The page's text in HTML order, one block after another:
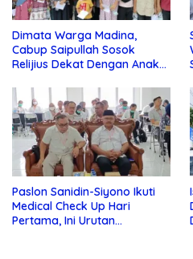
Dimata Warga Madina,
Cabup Saipullah Sosok
Relijius Dekat Dengan Anak
Paslon Sanidin-Siyono Ikuti
Medical Check Up Hari
Pertama, Ini Urutan